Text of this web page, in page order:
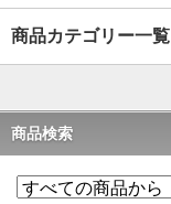
商品カテゴリー一覧
商品検索